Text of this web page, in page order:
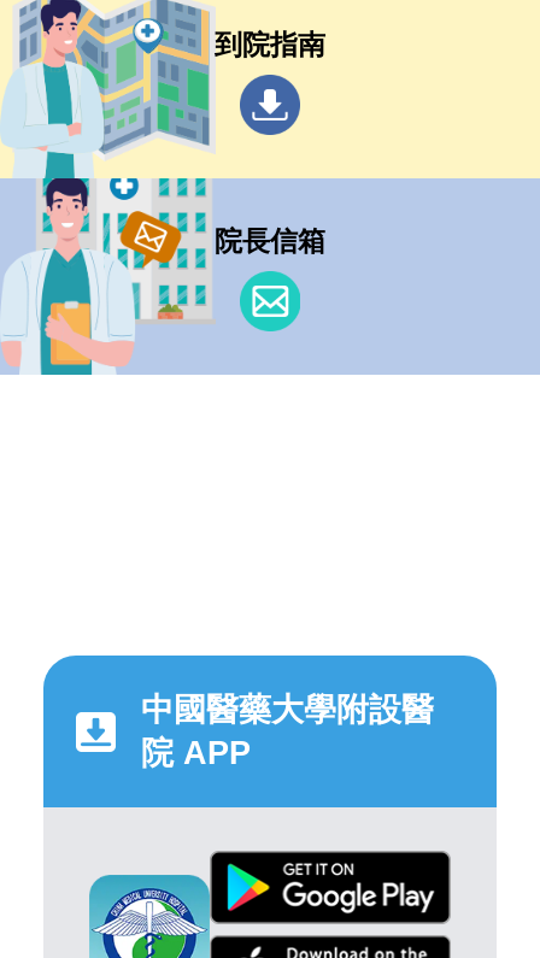
到院指南
院長信箱
中國醫藥大學附設醫
院 APP